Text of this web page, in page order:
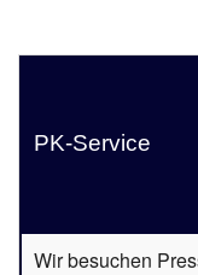
PK-Service
Wir besuchen